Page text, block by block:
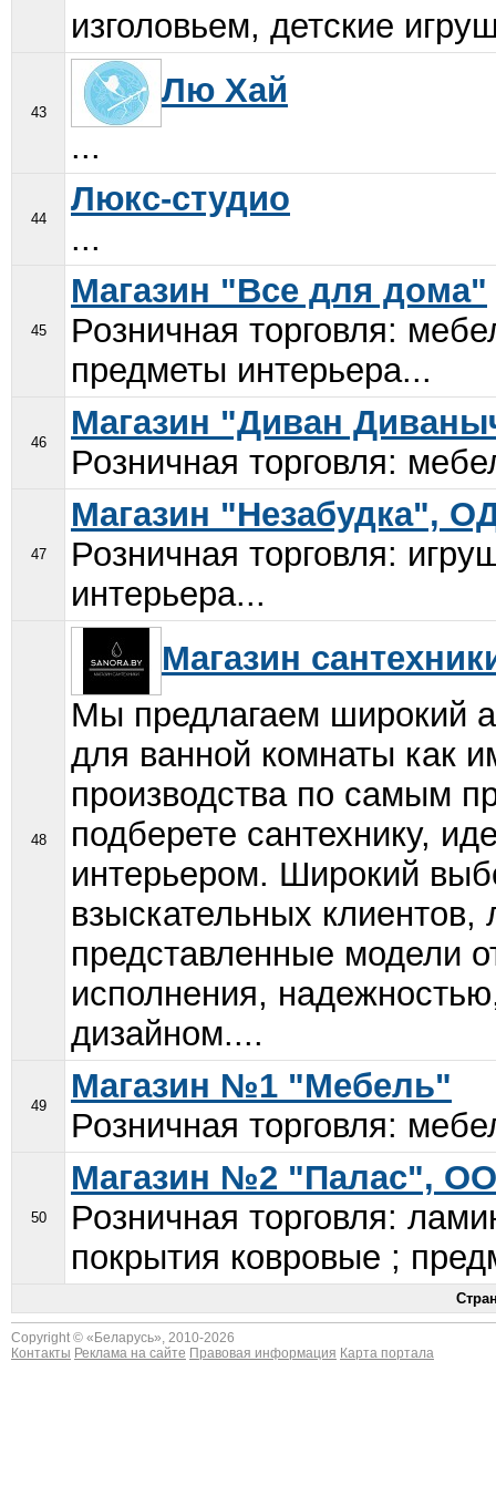
изголовьем, детские
43
Лю Хай
...
44
Люкс-студио
...
45
Магазин "Все для дома"
Розничная торговля:
предметы интерьера...
46
Магазин "Диван
Розничная торговля:
47
Магазин "Незабудка",
Розничная торговля:
интерьера...
48
Магазин
Мы предлагаем широкий
для ванной комнаты как
производства по самым
подберете сантехнику,
интерьером. Широкий
взыскательных
представленные модели
исполнения,
дизайном....
49
Магазин №1 "Мебель"
Розничная торговля:
50
Магазин №2 "Палас",
Розничная торговля:
покрытия ковровые ;
Copyright © « Беларусь», 2010-2026
Контакты Реклама на сайте Правовая информация Карта портала